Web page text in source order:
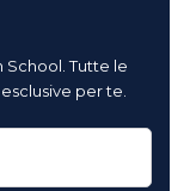
School. Tutte le
per te.